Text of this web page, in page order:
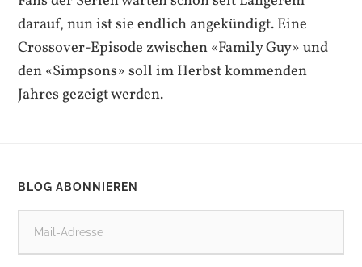
darauf, nun ist sie endlich angekündigt. Eine
Crossover-Episode zwischen«Family Guy»und
den «Simpsons» soll im Herbst kommenden
Jahres gezeigt werden.
BLOG ABONNIEREN